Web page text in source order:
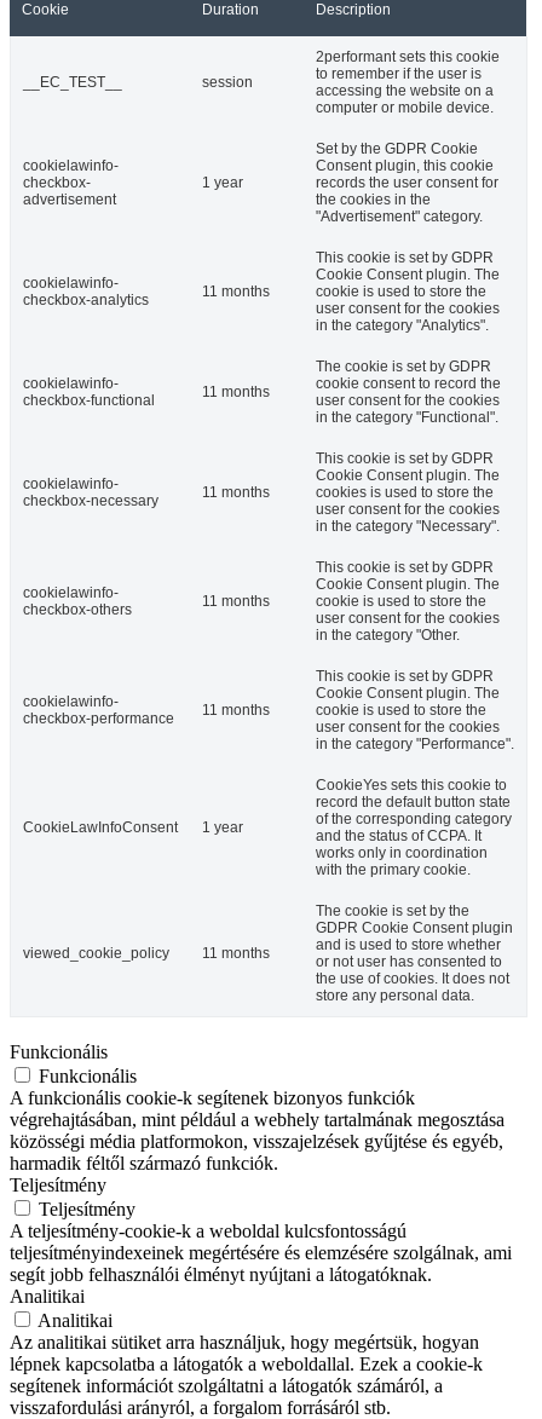
Cookie Duration Description
__EC_TEST__ session
2performant sets this cookie
to remember if the user is
accessing the website on a
computer or mobile device.
cookielawinfo-
checkbox-
advertisement
1 year
Set by the GDPR Cookie
Consent plugin, this cookie
records the user consent for
the cookies in the
"Advertisement" category.
cookielawinfo-
checkbox-analytics
11 months
This cookie is set by GDPR
Cookie Consent plugin. The
cookie is used to store the
user consent for the cookies
in the category "Analytics".
cookielawinfo-
checkbox-functional
11 months
The cookie is set by GDPR
cookie consent to record the
user consent for the cookies
in the category "Functional".
cookielawinfo-
checkbox-necessary
11 months
This cookie is set by GDPR
Cookie Consent plugin. The
cookies is used to store the
user consent for the cookies
in the category "Necessary".
cookielawinfo-
checkbox-others
11 months
This cookie is set by GDPR
Cookie Consent plugin. The
cookie is used to store the
user consent for the cookies
in the category "Other.
cookielawinfo-
checkbox-performance
11 months
This cookie is set by GDPR
Cookie Consent plugin. The
cookie is used to store the
user consent for the cookies
in the category "Performance".
CookieLawInfoConsent 1 year
CookieYes sets this cookie to
record the default button state
of the corresponding category
and the status of CCPA. It
works only in coordination
with the primary cookie.
viewed_cookie_policy 11 months
The cookie is set by the
GDPR Cookie Consent plugin
and is used to store whether
or not user has consented to
the use of cookies. It does not
store any personal data.
Funkcionális
Funkcionális
A funkcionális cookie-k segítenek bizonyos funkciók
végrehajtásában, mint például a webhely tartalmának megosztása
közösségi média platformokon, visszajelzések gyűjtése és egyéb,
harmadik féltől származó funkciók.
Teljesítmény
Teljesítmény
A teljesítmény-cookie-k a weboldal kulcsfontosságú
teljesítményindexeinek megértésére és elemzésére szolgálnak, ami
segít jobb felhasználói élményt nyújtani a látogatóknak.
Analitikai
Analitikai
Az analitikai sütiket arra használjuk, hogy megértsük, hogyan
lépnek kapcsolatba a látogatók a weboldallal. Ezek a cookie-k
segítenek információt szolgáltatni a látogatók számáról, a
visszafordulási arányról, a forgalom forrásáról stb.